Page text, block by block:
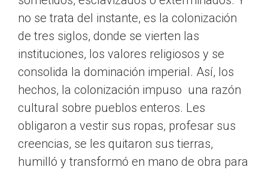
no se trata del instante, es la colonización
de tres siglos, donde se vierten las
instituciones, los valores religiosos y se
consolida la dominación imperial. Así, los
hechos, la colonización impuso una razón
cultural sobre pueblos enteros. Les
obligaron a vestir sus ropas, profesar sus
creencias, se les quitaron sus tierras,
humilló y transformó en mano de obra para